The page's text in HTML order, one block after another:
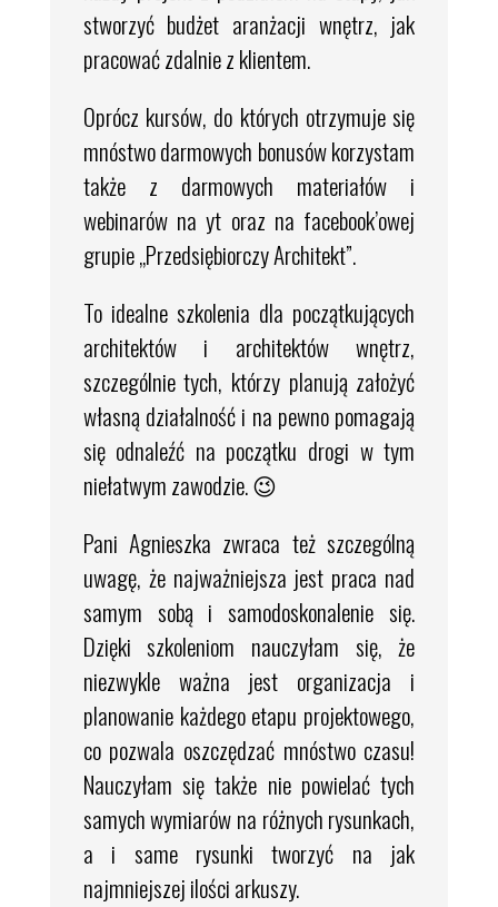
stworzyć budżet aranżacji wnętrz, jak
pracować zdalnie z klientem.
Oprócz kursów, do których otrzymuje się
mnóstwo darmowych bonusów korzystam
także z darmowych materiałów i
webinarów na yt oraz na facebook’owej
grupie „Przedsiębiorczy Architekt”.
To idealne szkolenia dla początkujących
architektów i architektów wnętrz,
szczególnie tych, którzy planują założyć
własną działalność i na pewno pomagają
się odnaleźć na początku drogi w tym
niełatwym zawodzie. 😉
Pani Agnieszka zwraca też szczególną
uwagę, że najważniejsza jest praca nad
samym sobą i samodoskonalenie się.
Dzięki szkoleniom nauczyłam się, że
niezwykle ważna jest organizacja i
planowanie każdego etapu projektowego,
co pozwala oszczędzać mnóstwo czasu!
Nauczyłam się także nie powielać tych
samych wymiarów na różnych rysunkach,
a i same rysunki tworzyć na jak
najmniejszej ilości arkuszy.